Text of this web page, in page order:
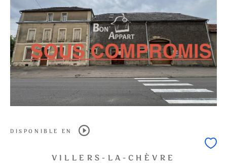
DISPONIBLE EN
VILLERS-LA-CHÈVRE
CRITÈRES
SUPPLÉMENTAIRES
PARKING TERRASSE PISCINE
FILTRER PAR
COUPS DE COEUR